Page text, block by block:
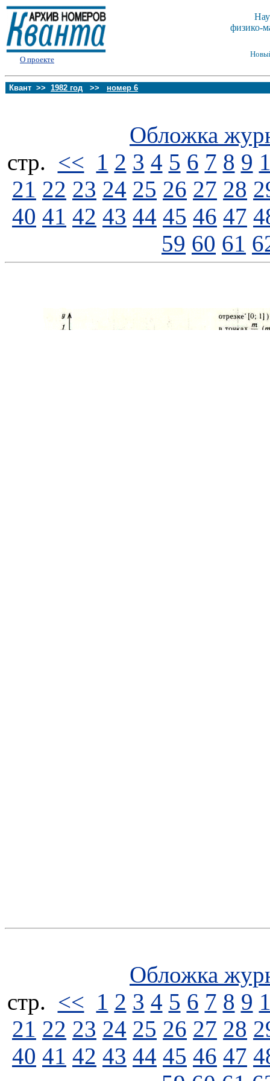
О проекте
физико-
Квант >> 1982 год >> номер 6
Обложка
стp. << 1 2 3 4 5 6 7 8 9
21 22 23 24 25 26 27 28
40 41 42 43 44 45 46 47
59 60 61
Обложка
стp. << 1 2 3 4 5 6 7 8 9
21 22 23 24 25 26 27 28
40 41 42 43 44 45 46 47